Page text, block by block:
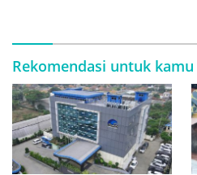
Rekomendasi untuk kamu